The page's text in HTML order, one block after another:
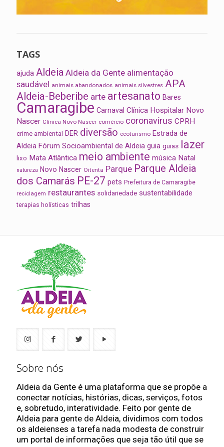
TAGS
ajuda Aldeia Aldeia da Gente alimentação
saudável animais abandonados animais silvestres APA
Aldeia-Beberibe arte artesanato Bares
Camaragibe Carnaval Clínica Hospitalar Novo
Nascer Clínica Novo Nascer comércio coronavírus CPRH
crime ambiental DER diversão ecoturismo Estrada de
Aldeia Fórum Socioambiental de Aldeia guia guias lazer
lixo Mata Atlântica meio ambiente música Natal
natureza Novo Nascer Oitenta Parque Parque Aldeia
dos Camarás PE-27 pets Prefeitura de Camaragibe
reciclagem restaurantes solidariedade sustentabilidade
terapias holísticas trilhas
Sobre nós
Aldeia da Gente é uma plataforma que se propõe a
conectar notícias, histórias, dicas, serviços, fotos
e, sobretudo, interatividade. Feito por gente de
Aldeia para gente de Aldeia, dividimos com todos
os aldeienses a tarefa nada modesta de construir
um portal de informações que seja tão útil que se